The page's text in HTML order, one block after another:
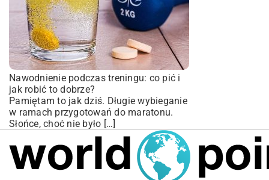
Nawodnienie podczas treningu: co pić i
jak robić to dobrze?
Pamiętam to jak dziś. Długie wybieganie
w ramach przygotowań do maratonu.
Słońce, choć nie było […]